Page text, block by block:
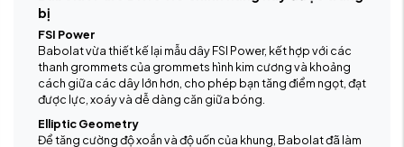
bị
FSI Power
Babolat vừa thiết kế lại mẫu dây FSI Power, kết hợp với các
thanh grommets của grommets hình kim cương và khoảng
cách giữa các dây lớn hơn, cho phép bạn tăng điểm ngọt, đạt
được lực, xoáy và dễ dàng căn giữa bóng.
Elliptic Geometry
Để tăng cường độ xoắn và độ uốn của khung, Babolat đã làm